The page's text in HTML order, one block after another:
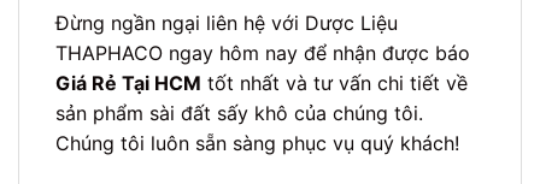
Đừng ngần ngại liên hệ với Dược Liệu
THAPHACO ngay hôm nay để nhận được báo
Giá Rẻ Tại HCM tốt nhất và tư vấn chi tiết về
sản phẩm sài đất sấy khô của chúng tôi.
Chúng tôi luôn sẵn sàng phục vụ quý khách!